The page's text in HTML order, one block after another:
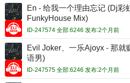
En - 给我一个理由忘记 (Dj彩
FunkyHouse Mix)
ID-247574 全部:6246 发布:2个月前
Evil Joker、一乐Ajoyx - 那就
语男)
ID-247575 全部:6246 发布:2个月前